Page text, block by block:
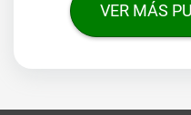
VER MÁS